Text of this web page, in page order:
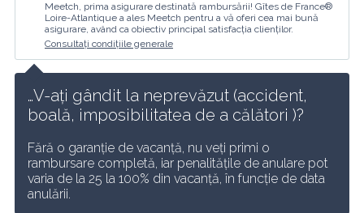
Meetch, prima asigurare destinată rambursării! Gîtes de France®
Loire-Atlantique a ales Meetch pentru a vă oferi cea mai bună
asigurare, având ca obiectiv principal satisfacția clienților.
Consultați condițiile generale
…V-ați gândit la neprevăzut (accident,
boală, imposibilitatea de a călători )?
Fără o garanție de vacanță, nu veți primi o
rambursare completă, iar penalitățile de anulare pot
varia de la 25 la 100% din vacanță, în funcție de data
anulării.